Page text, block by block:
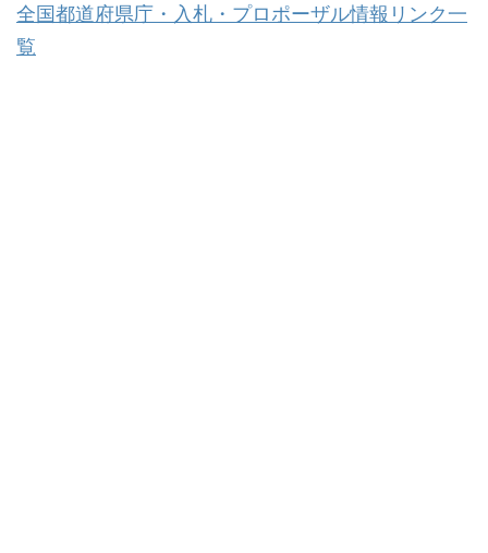
全国都道府県庁・入札・プロポーザル情報リンク一
覧